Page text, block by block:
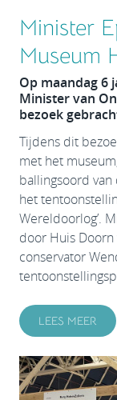
Minister
Museum
Op maandag 6
Minister van
bezoek
Tijdens dit
met het
ballingsoord
het
Wereldoorlog’.
door Huis
conservator
LEES MEER